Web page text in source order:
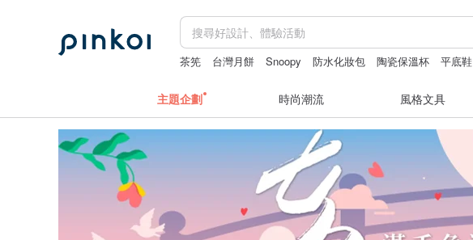
茶筅 台灣月餅 Snoopy 防水化妝包 陶瓷保溫杯 平底鞋
主題企劃 時尚潮流 風格文具